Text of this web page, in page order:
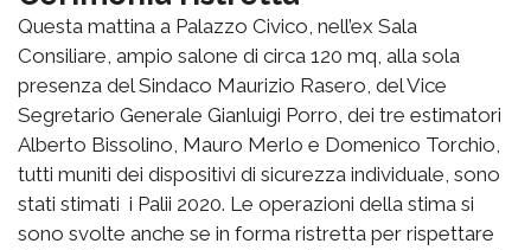
Questa mattina a Palazzo Civico, nell’ex Sala
Consiliare, ampio salone di circa 120 mq, alla sola
presenza del Sindaco Maurizio Rasero, del Vice
Segretario Generale Gianluigi Porro, dei tre estimatori
Alberto Bissolino, Mauro Merlo e Domenico Torchio,
tutti muniti dei dispositivi di sicurezza individuale, sono
stati stimati i Palii 2020. Le operazioni della stima si
sono svolte anche se in forma ristretta per rispettare